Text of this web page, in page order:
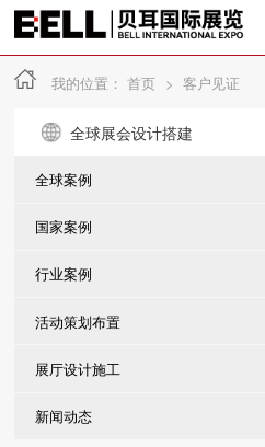
我的位置： 首页 > 客户见证
全球展会设计搭建
全球案例
国家案例
行业案例
活动策划布置
展厅设计施工
新闻动态